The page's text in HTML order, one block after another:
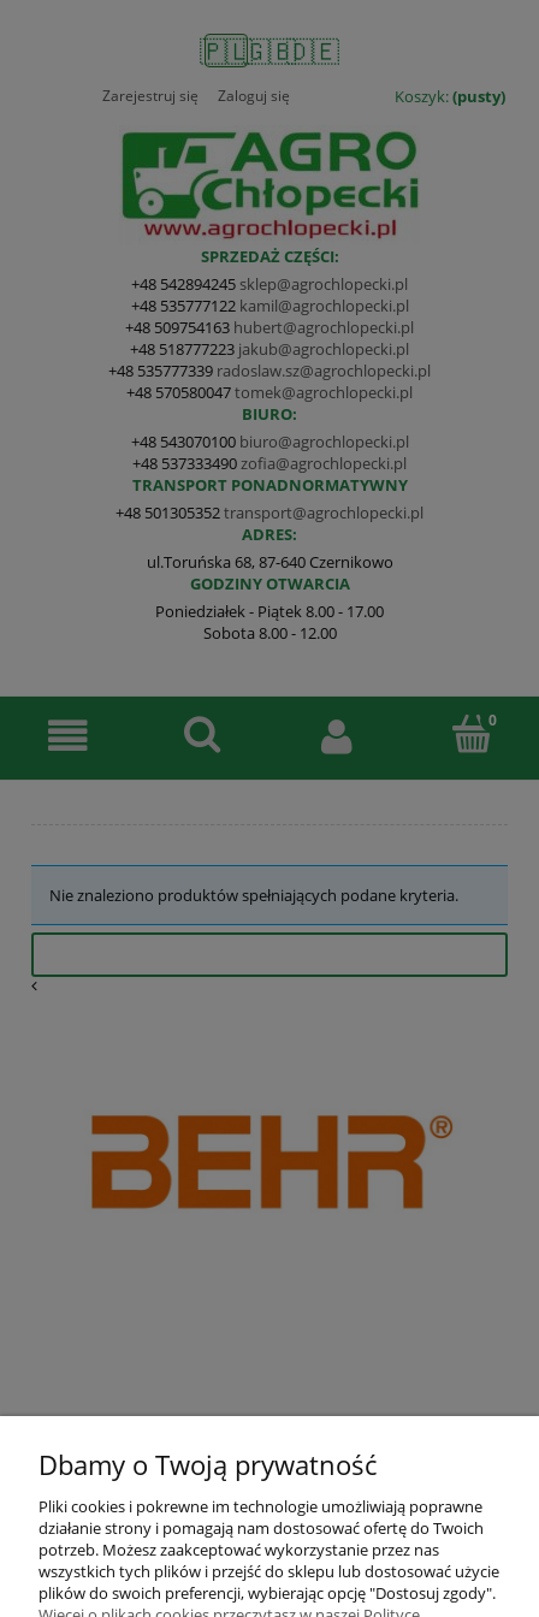
🇵🇱🇬🇧🇩🇪
Koszyk:(pusty)
Zarejestruj się Zaloguj się
SPRZEDAŻ CZĘŚCI:
+48 542894245 sklep@agrochlopecki.pl
+48 535777122 kamil@agrochlopecki.pl
+48 509754163 hubert@agrochlopecki.pl
+48 518777223 jakub@agrochlopecki.pl
+48 535777339 radoslaw.sz@agrochlopecki.pl
+48 570580047tomek@agrochlopecki.pl
BIURO:
+48 543070100 biuro@agrochlopecki.pl
+48 537333490 zofia@agrochlopecki.pl
TRANSPORT PONADNORMATYWNY
+48 501305352transport@agrochlopecki.pl
ADRES:
ul.Toruńska 68, 87-640 Czernikowo
GODZINY OTWARCIA
Poniedziałek - Piątek 8.00 - 17.00
Sobota 8.00 - 12.00
Nie znaleziono produktów spełniających podane kryteria.
Pomoc
Moje konto
Dbamy o Twoją prywatność
Pliki cookies i pokrewne im technologie umożliwiają poprawne
działanie strony i pomagają nam dostosować ofertę do Twoich
potrzeb. Możesz zaakceptować wykorzystanie przez nas
wszystkich tych plików i przejść do sklepu lub dostosować użycie
plików do swoich preferencji, wybierając opcję "Dostosuj zgody".